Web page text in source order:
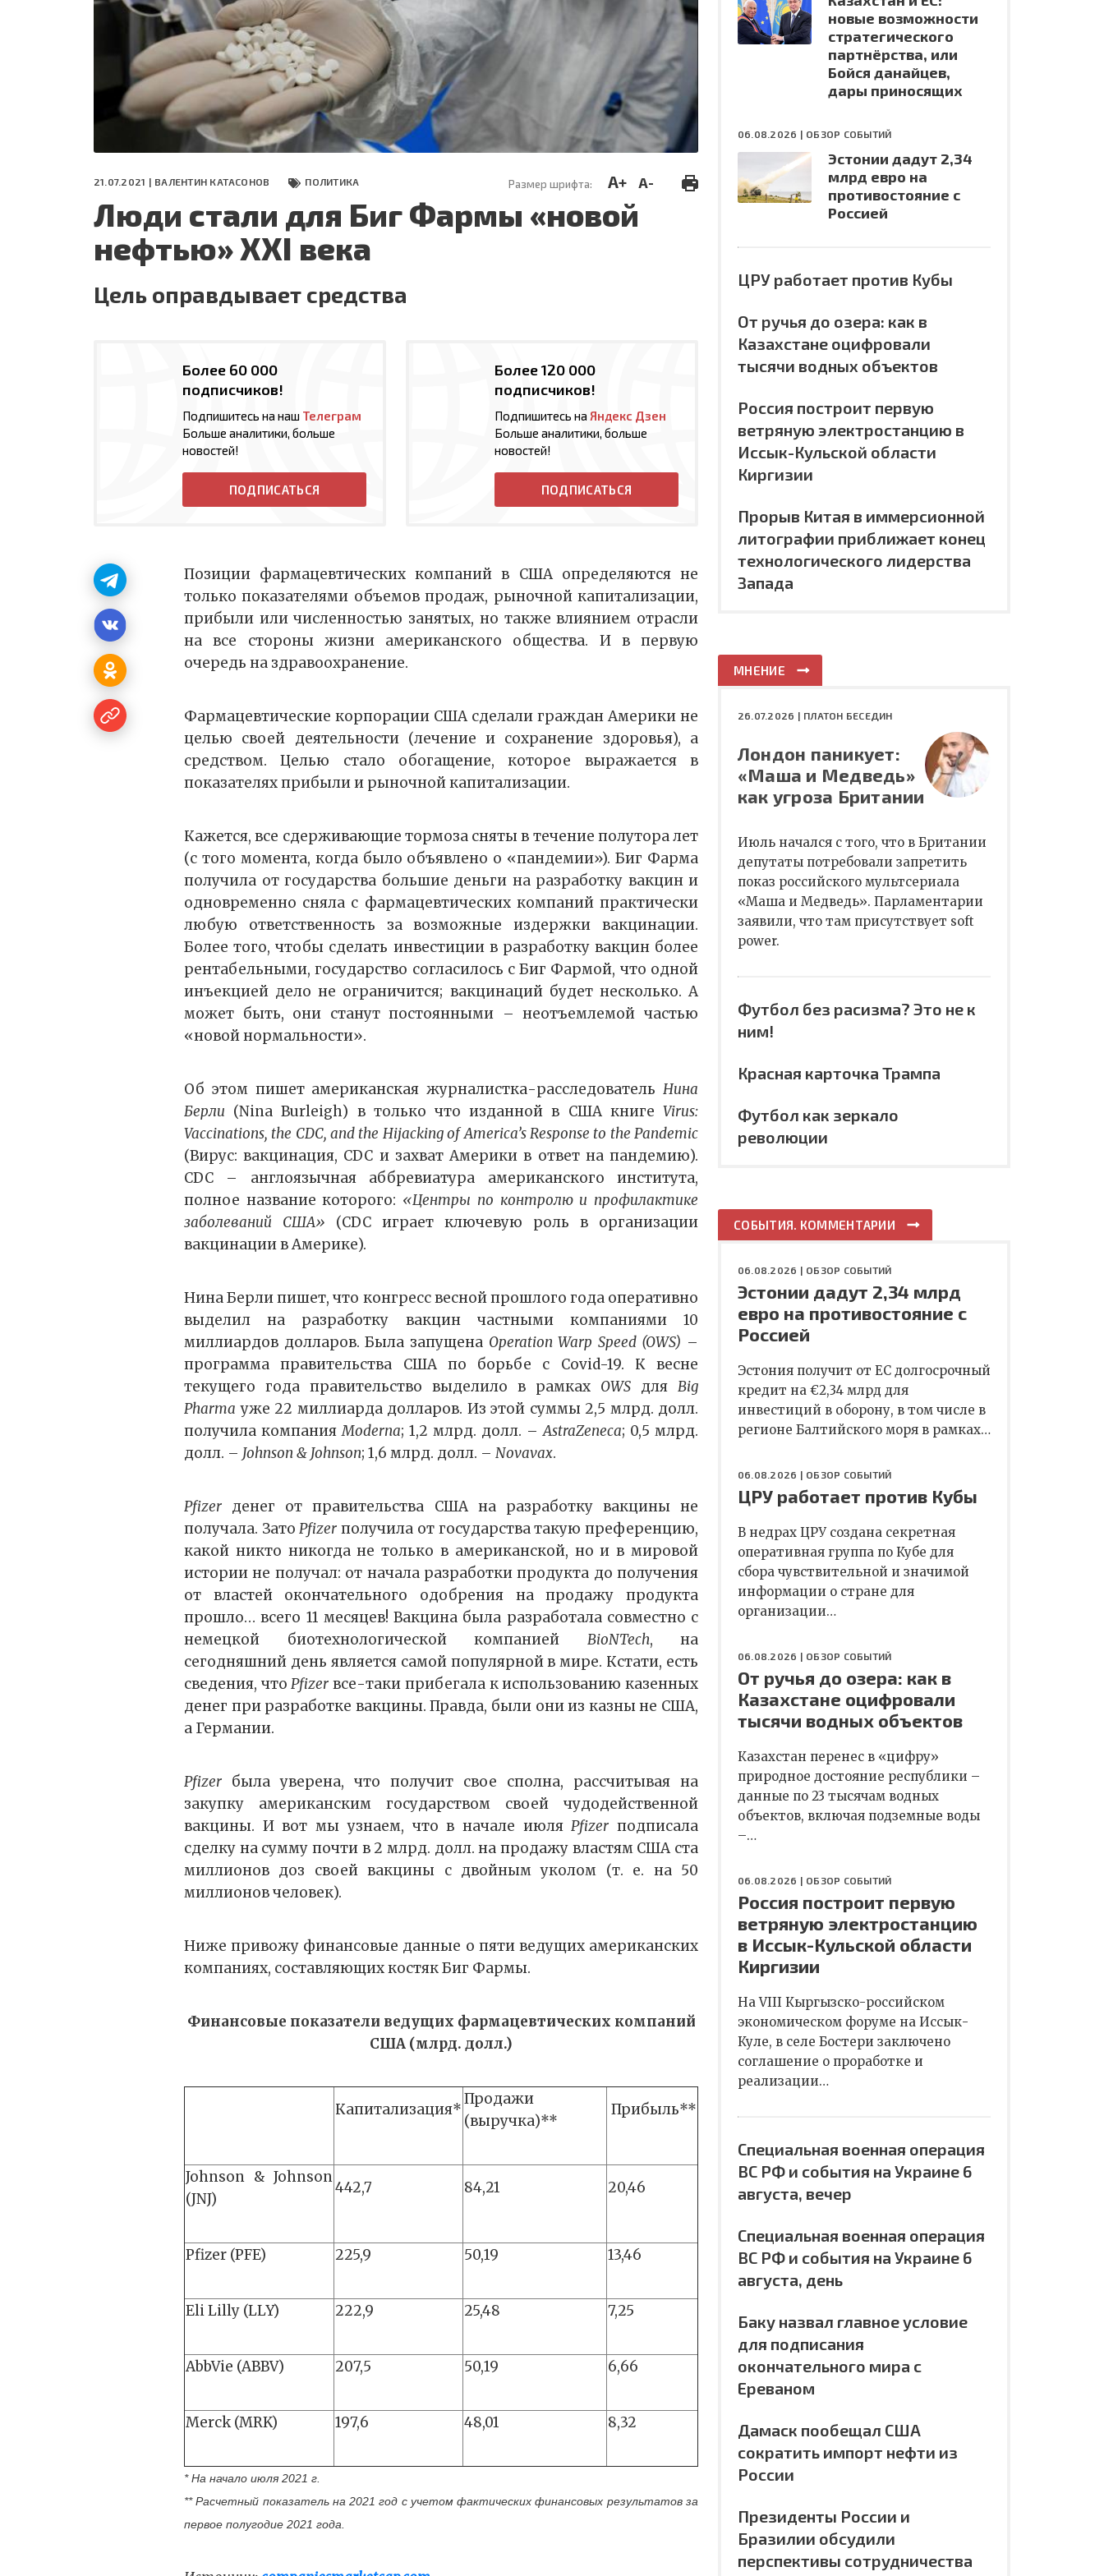
СЕГОДНЯ
ПОЛЯ БИТВЫ 2024
21.07.2021 | ВАЛЕНТИН КАТАСОНОВ ПОЛИТИКА Размер шрифта: A+ A-
Люди стали для Биг Фармы «новой
нефтью» XXI века
Цель оправдывает средства
Более 60 000
подписчиков!
Подпишитесь на наш Телеграм
Больше аналитики, больше
новостей!
ПОДПИСАТЬСЯ
Более 120 000
подписчиков!
Подпишитесь на Яндекс Дзен
Больше аналитики, больше
новостей!
ПОДПИСАТЬСЯ
Позиции фармацевтических компаний в США определяются не
только показателями объемов продаж, рыночной капитализации,
прибыли или численностью занятых, но также влиянием отрасли
на все стороны жизни американского общества. И в первую
очередь на здравоохранение.
Фармацевтические корпорации США сделали граждан Америки не
целью своей деятельности (лечение и сохранение здоровья), а
средством. Целью стало обогащение, которое выражается в
показателях прибыли и рыночной капитализации.
Кажется, все сдерживающие тормоза сняты в течение полутора лет
(с того момента, когда было объявлено о «пандемии»). Биг Фарма
получила от государства большие деньги на разработку вакцин и
одновременно сняла с фармацевтических компаний практически
любую ответственность за возможные издержки вакцинации.
Более того, чтобы сделать инвестиции в разработку вакцин более
рентабельными, государство согласилось с Биг Фармой, что одной
инъекцией дело не ограничится; вакцинаций будет несколько. А
может быть, они станут постоянными – неотъемлемой частью
«новой нормальности».
Об этом пишет американская журналистка-расследователь Нина
Берли (Nina Burleigh) в только что изданной в США книгеVirus:
Vaccinations, the CDC, and the Hijacking of America’s Response to the Pandemic
(Вирус: вакцинация, CDC и захват Америки в ответ на пандемию).
CDC – англоязычная аббревиатура американского института,
полное название которого: «Центры по контролю и профилактике
заболеваний США» (CDC играет ключевую роль в организации
вакцинации в Америке).
Нина Берли пишет, что конгресс весной прошлого года оперативно
выделил на разработку вакцин частными компаниями 10
миллиардов долларов. Была запущена Operation Warp Speed (OWS) –
программа правительства США по борьбе с Covid-19. К весне
текущего года правительство выделило в рамках OWS для Big
Pharma уже 22 миллиарда долларов. Из этой суммы 2,5 млрд. долл.
получила компанияModerna; 1,2 млрд. долл. –AstraZeneca; 0,5 млрд.
долл. – Johnson & Johnson; 1,6 млрд. долл. – Novavax.
Pfizer денег от правительства США на разработку вакцины не
получала. ЗатоPfizer получила от государства такую преференцию,
какой никто никогда не только в американской, но и в мировой
истории не получал: от начала разработки продукта до получения
от властей окончательного одобрения на продажу продукта
прошло… всего 11 месяцев! Вакцина была разработала совместно с
немецкой биотехнологической компанией BioNTech, на
сегодняшний день является самой популярной в мире. Кстати, есть
сведения, чтоPfizer все-таки прибегала к использованию казенных
денег при разработке вакцины. Правда, были они из казны не США,
а Германии.
Pfizer была уверена, что получит свое сполна, рассчитывая на
закупку американским государством своей чудодейственной
вакцины. И вот мы узнаем, что в начале июляPfizer подписала
сделку на сумму почти в 2 млрд. долл. на продажу властям США ста
миллионов доз своей вакцины с двойным уколом (т. е. на 50
миллионов человек).
Ниже привожу финансовые данные о пяти ведущих американских
компаниях, составляющих костяк Биг Фармы.
Финансовые показатели ведущих фармацевтических компаний
США (млрд. долл.)
Капитализация*
Продажи
(выручка)**
Прибыль**
Johnson & Johnson
(JNJ)
442,7 84,21 20,46
Pfizer (PFE) 225,9 50,19 13,46
Eli Lilly (LLY) 222,9 25,48 7,25
AbbVie (ABBV) 207,5 50,19 6,66
Merck (MRK) 197,6 48,01 8,32
* На начало июля 2021 г.
** Расчетный показатель на 2021 год с учетом фактических финансовых результатов за
первое полугодие 2021 года.
новые возможности
стратегического
партнёрства, или
Бойся данайцев,
дары приносящих
06.08.2026 | ОБЗОР СОБЫТИЙ
Эстонии дадут 2,34
млрд евро на
противостояние с
Россией
ЦРУ работает против Кубы
От ручья до озера: как в
Казахстане оцифровали
тысячи водных объектов
Россия построит первую
ветряную электростанцию в
Иссык-Кульской области
Киргизии
Прорыв Китая в иммерсионной
литографии приближает конец
технологического лидерства
Запада
МНЕНИЕ
26.07.2026 | ПЛАТОН БЕСЕДИН
Лондон паникует:
«Маша и Медведь»
как угроза Британии
Июль начался с того, что в Британии
депутаты потребовали запретить
показ российского мультсериала
«Маша и Медведь». Парламентарии
заявили, что там присутствует soft
power.
Футбол без расизма? Это не к
ним!
Красная карточка Трампа
Футбол как зеркало
революции
СОБЫТИЯ. КОММЕНТАРИИ
06.08.2026 | ОБЗОР СОБЫТИЙ
Эстонии дадут 2,34 млрд
евро на противостояние с
Россией
Эстония получит от ЕС долгосрочный
кредит на €2,34 млрд для
инвестиций в оборону, в том числе в
регионе Балтийского моря в рамках…
06.08.2026 | ОБЗОР СОБЫТИЙ
ЦРУ работает против Кубы
В недрах ЦРУ создана секретная
оперативная группа по Кубе для
сбора чувствительной и значимой
информации о стране для
организации…
06.08.2026 | ОБЗОР СОБЫТИЙ
От ручья до озера: как в
Казахстане оцифровали
тысячи водных объектов
Казахстан перенес в «цифру»
природное достояние республики –
данные по 23 тысячам водных
объектов, включая подземные воды
–…
06.08.2026 | ОБЗОР СОБЫТИЙ
Россия построит первую
ветряную электростанцию
в Иссык-Кульской области
Киргизии
На VIII Кыргызско-российском
экономическом форуме на Иссык-
Куле, в селе Бостери заключено
соглашение о проработке и
реализации…
Специальная военная операция
ВС РФ и события на Украине 6
августа, вечер
Специальная военная операция
ВС РФ и события на Украине 6
августа, день
Баку назвал главное условие
для подписания
окончательного мира с
Ереваном
Дамаск пообещал США
сократить импорт нефти из
России
Президенты России и
Бразилии обсудили
перспективы сотрудничества